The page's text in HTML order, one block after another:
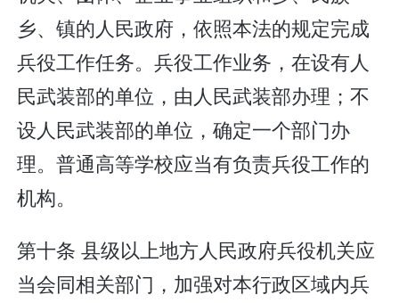
乡、镇的人民政府，依照本法的规定完成
兵役工作任务。兵役工作业务，在设有人
民武装部的单位，由人民武装部办理；不
设人民武装部的单位，确定一个部门办
理。普通高等学校应当有负责兵役工作的
机构。
第十条 县级以上地方人民政府兵役机关应
当会同相关部门，加强对本行政区域内兵